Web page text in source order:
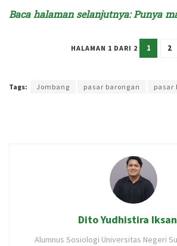
Baca halaman selanjutnya: Punya
HALAMAN 1 DARI 2 1 2
Tags: Jombang pasar barongan pasar
Dito Yudhistira
Alumnus Sosiologi Universitas Negeri